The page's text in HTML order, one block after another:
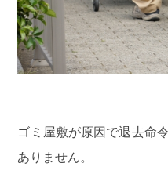
ゴミ屋敷が原因で退去命
ありません。